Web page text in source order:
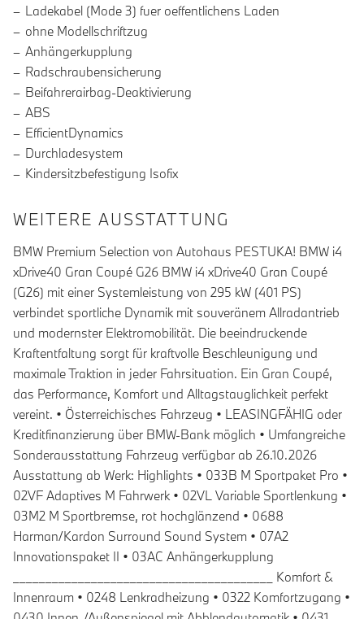
Ladekabel (Mode 3) fuer oeffentlichens Laden
ohne Modellschriftzug
Anhängerkupplung
Radschraubensicherung
Beifahrerairbag-Deaktivierung
ABS
EfficientDynamics
Durchladesystem
Kindersitzbefestigung Isofix
WEITERE AUSSTATTUNG
BMW Premium Selection von Autohaus PESTUKA! BMW i4
xDrive40 Gran Coupé G26 BMW i4 xDrive40 Gran Coupé
(G26) mit einer Systemleistung von 295 kW (401 PS)
verbindet sportliche Dynamik mit souveränem Allradantrieb
und modernster Elektromobilität. Die beeindruckende
Kraftentfaltung sorgt für kraftvolle Beschleunigung und
maximale Traktion in jeder Fahrsituation. Ein Gran Coupé,
das Performance, Komfort und Alltagstauglichkeit perfekt
vereint. • Österreichisches Fahrzeug • LEASINGFÄHIG oder
Kreditfinanzierung über BMW-Bank möglich • Umfangreiche
Sonderausstattung Fahrzeug verfügbar ab 26.10.2026
Ausstattung ab Werk: Highlights • 033B M Sportpaket Pro •
02VF Adaptives M Fahrwerk • 02VL Variable Sportlenkung •
03M2 M Sportbremse, rot hochglänzend • 0688
Harman/Kardon Surround Sound System • 07A2
Innovationspaket II • 03AC Anhängerkupplung
________________________________________ Komfort &
Innenraum • 0248 Lenkradheizung • 0322 Komfortzugang •